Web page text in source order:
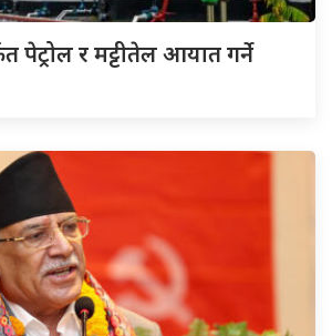
पेट्रोल र मट्टीतेल आयात गर्ने